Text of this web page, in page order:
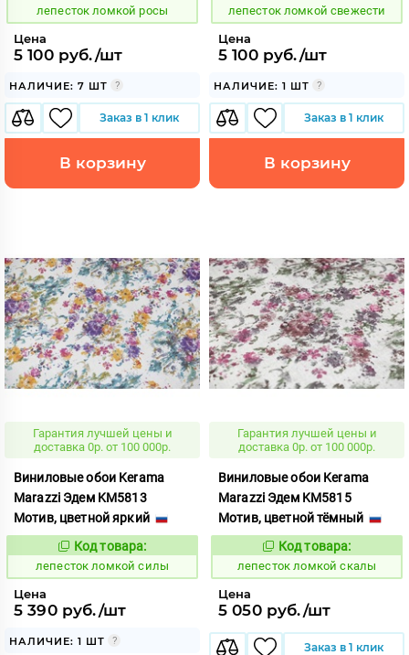
лепесток ломкой росы
Цена
5 100 руб./шт
НАЛИЧИЕ: 7 ШТ
Заказ в 1 клик
В корзину
лепесток ломкой свежести
Цена
5 100 руб./шт
НАЛИЧИЕ: 1 ШТ
Заказ в 1 клик
В корзину
Гарантия лучшей цены и
доставка 0р. от 100 000р.
Виниловые обои Kerama
Marazzi Эдем KM5813
Мотив, цветной яркий
865463
Код товара:
лепесток ломкой силы
Цена
5 390 руб./шт
НАЛИЧИЕ: 1 ШТ
Гарантия лучшей цены и
доставка 0р. от 100 000р.
Виниловые обои Kerama
Marazzi Эдем KM5815
Мотив, цветной тёмный
865466
Код товара:
лепесток ломкой скалы
Цена
5 050 руб./шт
Заказ в 1 клик